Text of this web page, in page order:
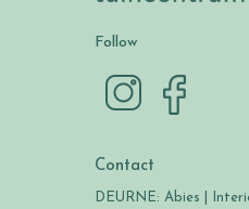
Follow
Contact
DEURNE: Abies |